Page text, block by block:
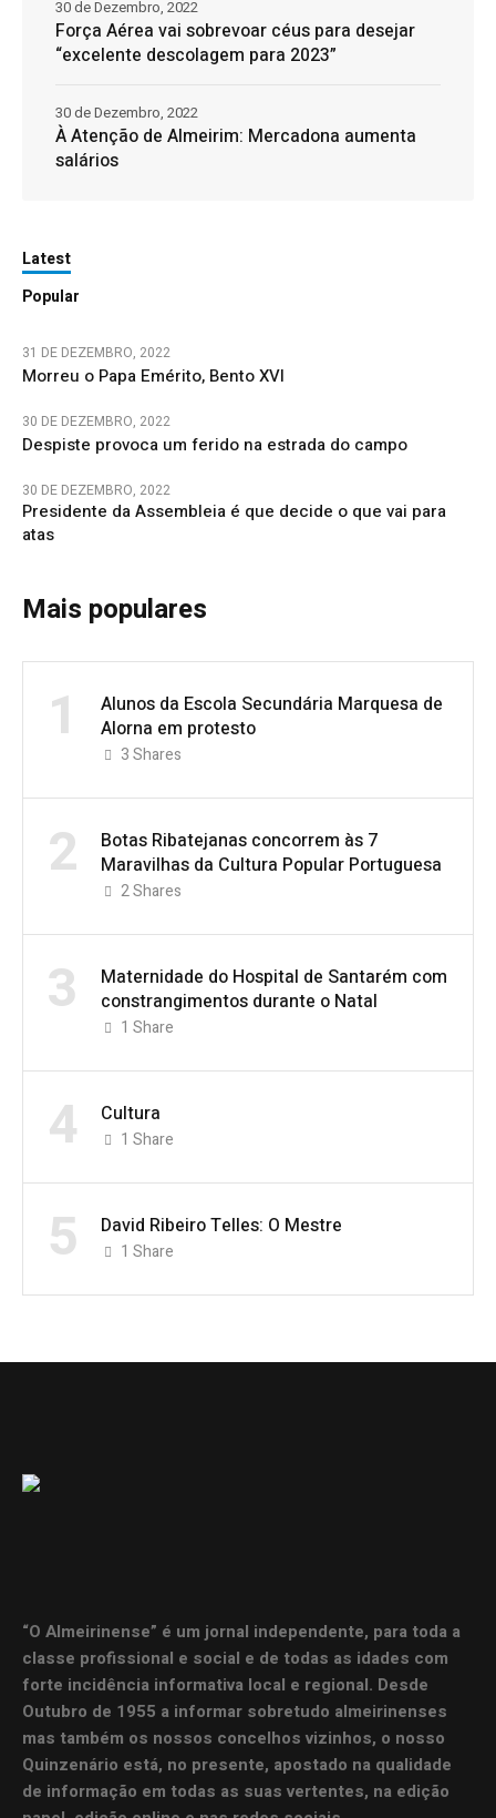
Força Aérea vai sobrevoar céus para desejar
“excelente descolagem para 2023”
30 de Dezembro, 2022
À Atenção de Almeirim: Mercadona aumenta
salários
30 de Dezembro, 2022
Latest
Popular
31 DE DEZEMBRO, 2022
Morreu o Papa Emérito, Bento XVI
30 DE DEZEMBRO, 2022
Despiste provoca um ferido na estrada do campo
30 DE DEZEMBRO, 2022
Presidente da Assembleia é que decide o que vai para
atas
Mais populares
1
Alunos da Escola Secundária Marquesa de
Alorna em protesto
3Shares
2
Botas Ribatejanas concorrem às 7
Maravilhas da Cultura Popular Portuguesa
2Shares
3
Maternidade do Hospital de Santarém com
constrangimentos durante o Natal
1 Share
4 Cultura
1 Share
5 David Ribeiro Telles: O Mestre
1 Share
“O Almeirinense” é um jornal independente, para toda a
classe profissional e social e de todas as idades com
forte incidência informativa local e regional. Desde
Outubro de 1955 a informar sobretudo almeirinenses
mas também os nossos concelhos vizinhos, o nosso
Quinzenário está, no presente, apostado na qualidade
de informação em todas as suas vertentes, na edição